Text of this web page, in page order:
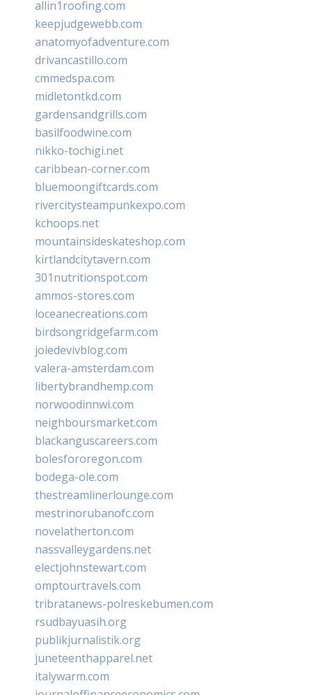
allin1roofing.com
keepjudgewebb.com
anatomyofadventure.com
drivancastillo.com
cmmedspa.com
midletontkd.com
gardensandgrills.com
basilfoodwine.com
nikko-tochigi.net
caribbean-corner.com
bluemoongiftcards.com
rivercitysteampunkexpo.com
kchoops.net
mountainsideskateshop.com
kirtlandcitytavern.com
301nutritionspot.com
ammos-stores.com
loceanecreations.com
birdsongridgefarm.com
joiedevivblog.com
valera-amsterdam.com
libertybrandhemp.com
norwoodinnwi.com
neighboursmarket.com
blackanguscareers.com
bolesfororegon.com
bodega-ole.com
thestreamlinerlounge.com
mestrinorubanofc.com
novelatherton.com
nassvalleygardens.net
electjohnstewart.com
omptourtravels.com
tribratanews-polreskebumen.com
rsudbayuasih.org
publikjurnalistik.org
juneteenthapparel.net
italywarm.com